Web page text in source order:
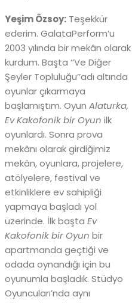
Yeşim Özsoy: Teşekkür
ederim. GalataPerform’u
2003 yılında bir mekân olarak
kurdum. Başta ‘’Ve Diğer
Şeyler Topluluğu’’adı altında
oyunlar çıkarmaya
başlamıştım. Oyun Alaturka,
Ev Kakofonik bir Oyun ilk
oyunlardı. Sonra prova
mekânı olarak girdiğimiz
mekân, oyunlara, projelere,
atölyelere, festival ve
etkinliklere ev sahipliği
yapmaya başladı yol
üzerinde. İlk başta Ev
Kakofonik bir Oyun bir
apartmanda geçtiği ve
odada oynandığı için bu
oyunumla başladık. Stüdyo
Oyuncuları’nda aynı